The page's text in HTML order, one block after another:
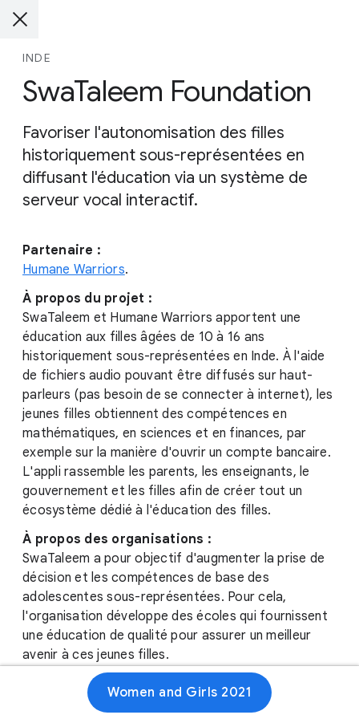
INDE
SwaTaleem Foundation
Favoriser l'autonomisation des filles
historiquement sous-représentées en
diffusant l'éducation via un système de
serveur vocal interactif.
Partenaire :
Humane Warriors.
À propos du projet :
SwaTaleem et Humane Warriors apportent une
éducation aux filles âgées de 10 à 16 ans
historiquement sous-représentées en Inde. À l'aide
de fichiers audio pouvant être diffusés sur haut-
parleurs (pas besoin de se connecter à internet), les
jeunes filles obtiennent des compétences en
mathématiques, en sciences et en finances, par
exemple sur la manière d'ouvrir un compte bancaire.
L'appli rassemble les parents, les enseignants, le
gouvernement et les filles afin de créer tout un
écosystème dédié à l'éducation des filles.
À propos des organisations :
SwaTaleem a pour objectif d'augmenter la prise de
décision et les compétences de base des
adolescentes sous-représentées. Pour cela,
l'organisation développe des écoles qui fournissent
une éducation de qualité pour assurer un meilleur
avenir à ces jeunes filles.
Humane Warriors a été créé en réponse aux besoins
immédiats en Inde pendant le confinement contre la
Women and Girls 2021